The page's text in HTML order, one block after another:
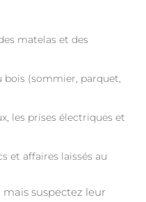
matelas et des
bois (sommier, parquet,
les prises électriques et
et affaires laissés au
mais suspectez leur